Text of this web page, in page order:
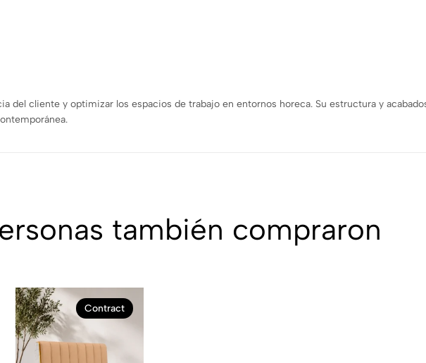
del cliente y optimizar los espacios de trabajo en entornos horeca. Su estructura y
también compraron
Contract